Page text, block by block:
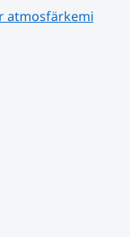
atmosfärkemi
webbplats.
annan webbplats.